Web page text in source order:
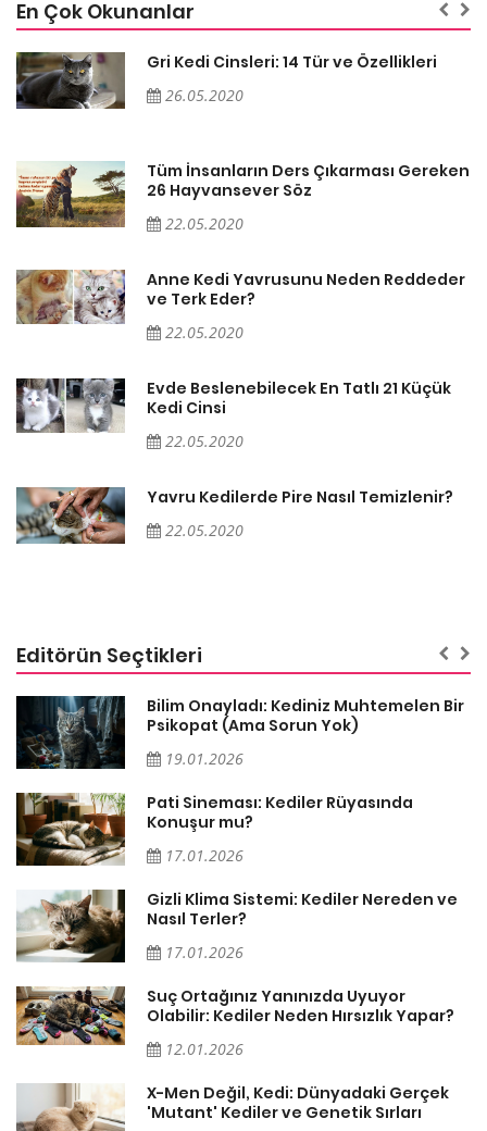
En Çok Okunanlar
Gri Kedi Cinsleri: 14 Tür ve Özellikleri
26.05.2020
Tüm İnsanların Ders Çıkarması Gereken
26 Hayvansever Söz
22.05.2020
Anne Kedi Yavrusunu Neden Reddeder
ve Terk Eder?
22.05.2020
Evde Beslenebilecek En Tatlı 21 Küçük
Kedi Cinsi
22.05.2020
Yavru Kedilerde Pire Nasıl Temizlenir?
22.05.2020
Editörün Seçtikleri
Bilim Onayladı: Kediniz Muhtemelen Bir
Psikopat (Ama Sorun Yok)
19.01.2026
Pati Sineması: Kediler Rüyasında
Konuşur mu?
17.01.2026
Gizli Klima Sistemi: Kediler Nereden ve
Nasıl Terler?
17.01.2026
Suç Ortağınız Yanınızda Uyuyor
Olabilir: Kediler Neden Hırsızlık Yapar?
12.01.2026
X-Men Değil, Kedi: Dünyadaki Gerçek
'Mutant' Kediler ve Genetik Sırları